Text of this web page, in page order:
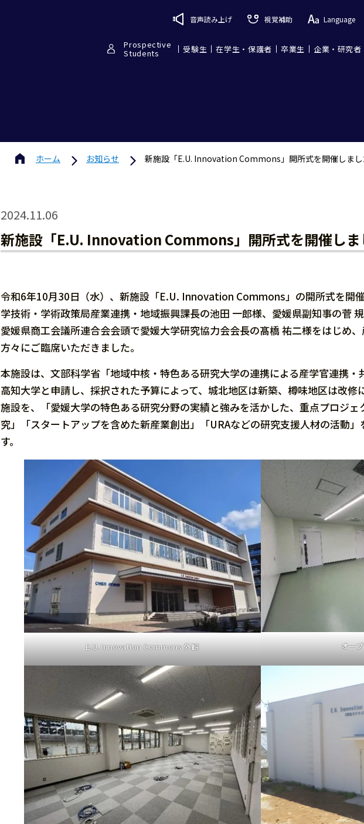
音声読み上げ 視覚補助 Language
Prospective
Students 受験生 在学生・保護者 卒業生 企業・研究者
ホーム お知らせ 新施設「E.U. Innovation Commons」開所式を開催しまし
2024.11.06
新施設「E.U. Innovation Commons」開所式を開催しま
令和6年10月30日（水）、新施設「E.U. Innovation Commons」の開所式を開
学技術・学術政策局産業連携・地域振興課長の池田 一郎様、愛媛県副知事の菅
愛媛県商工会議所連合会会頭で愛媛大学研究協力会会長の髙橋 祐二様をはじめ
方々にご臨席いただきました。
本施設は、文部科学省「地域中核・特色ある研究大学の連携による産学官連携
高知大学と申請し、採択された予算によって、城北地区は新築、樽味地区は改修
施設を、「愛媛大学の特色ある研究分野の実績と強みを活かした、重点プロジ
究」「スタートアップを含めた新産業創出」「URAなどの研究支援人材の活動
す。
E.U. Innovation Commons 外観 オー